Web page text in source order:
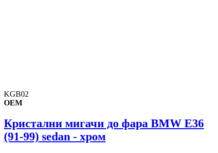
KGB02
OEM
Кристални мигачи до фара BMW E36
(91-99) sedan - хром